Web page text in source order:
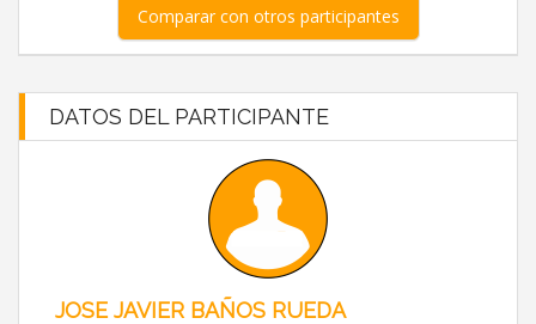
Comparar con otros participantes
DATOS DEL PARTICIPANTE
JOSE JAVIER BAÑOS RUEDA